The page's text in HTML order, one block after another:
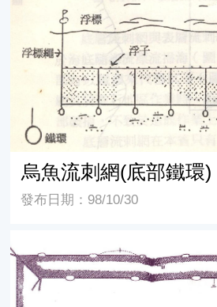
烏魚流刺網(底部鐵環)
發布日期：98/10/30